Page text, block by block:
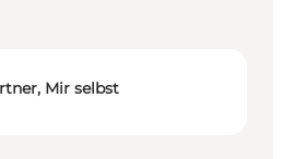
Mir selbst